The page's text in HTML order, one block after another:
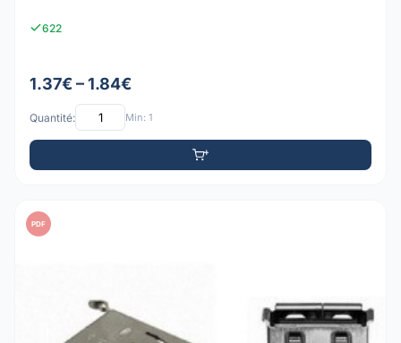
622
1.37€ – 1.84€
Quantité: Min: 1
PDF